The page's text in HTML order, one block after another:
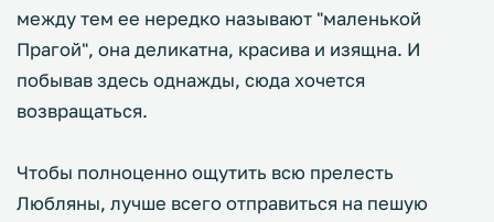
между тем ее нередко называют "маленькой
Прагой", она деликатна, красива и изящна. И
побывав здесь однажды, сюда хочется
возвращаться.
Чтобы полноценно ощутить всю прелесть
Любляны, лучше всего отправиться на пешую